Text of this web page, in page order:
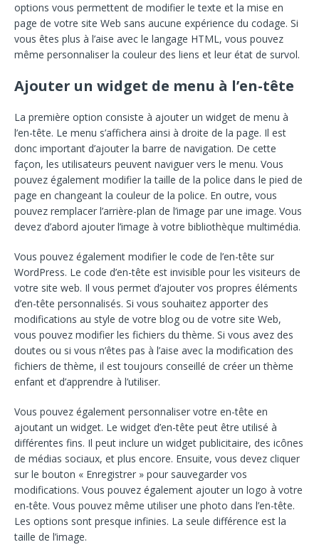
options vous permettent de modifier le texte et la mise en
page de votre site Web sans aucune expérience du codage. Si
vous êtes plus à l’aise avec le langage HTML, vous pouvez
même personnaliser la couleur des liens et leur état de survol.
Ajouter un widget de menu à l’en-tête
La première option consiste à ajouter un widget de menu à
l’en-tête. Le menu s’affichera ainsi à droite de la page. Il est
donc important d’ajouter la barre de navigation. De cette
façon, les utilisateurs peuvent naviguer vers le menu. Vous
pouvez également modifier la taille de la police dans le pied de
page en changeant la couleur de la police. En outre, vous
pouvez remplacer l’arrière-plan de l’image par une image. Vous
devez d’abord ajouter l’image à votre bibliothèque multimédia.
Vous pouvez également modifier le code de l’en-tête sur
WordPress. Le code d’en-tête est invisible pour les visiteurs de
votre site web. Il vous permet d’ajouter vos propres éléments
d’en-tête personnalisés. Si vous souhaitez apporter des
modifications au style de votre blog ou de votre site Web,
vous pouvez modifier les fichiers du thème. Si vous avez des
doutes ou si vous n’êtes pas à l’aise avec la modification des
fichiers de thème, il est toujours conseillé de créer un thème
enfant et d’apprendre à l’utiliser.
Vous pouvez également personnaliser votre en-tête en
ajoutant un widget. Le widget d’en-tête peut être utilisé à
différentes fins. Il peut inclure un widget publicitaire, des icônes
de médias sociaux, et plus encore. Ensuite, vous devez cliquer
sur le bouton « Enregistrer » pour sauvegarder vos
modifications. Vous pouvez également ajouter un logo à votre
en-tête. Vous pouvez même utiliser une photo dans l’en-tête.
Les options sont presque infinies. La seule différence est la
taille de l’image.